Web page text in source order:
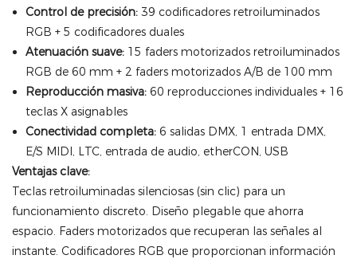
Control de precisión:39 codificadores retroiluminados
RGB + 5 codificadores duales
Atenuación suave:15 faders motorizados retroiluminados
RGB de 60 mm + 2 faders motorizados A/B de 100 mm
Reproducción masiva:60 reproducciones individuales + 16
teclas X asignables
Conectividad completa:6 salidas DMX, 1 entrada DMX,
E/S MIDI, LTC, entrada de audio, etherCON, USB
Ventajas clave:
Teclas retroiluminadas silenciosas (sin clic) para un
funcionamiento discreto. Diseño plegable que ahorra
espacio. Faders motorizados que recuperan las señales al
instante. Codificadores RGB que proporcionan información